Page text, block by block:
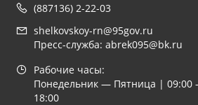
(887136) 2-22-03
shelkovskoy-rn@95gov.ru
Пресс-служба: abrek095@bk.ru
Рабочие часы:
Понедельник — Пятница | 09:00
18:00